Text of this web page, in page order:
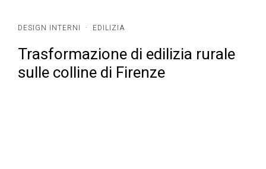
DESIGN INTERNI · EDILIZIA
Trasformazione di edilizia rurale
sulle colline di Firenze